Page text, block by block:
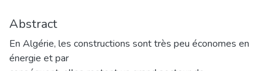
Abstract
En Algérie, les constructions sont très peu économes en
énergie et par